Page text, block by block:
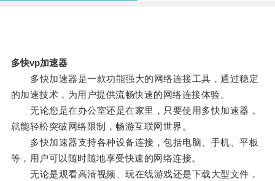
多快vp加速器
多快加速器是一款功能强大的网络连接工具，通过稳定
的加速技术，为用户提供流畅快速的网络连接体验。
无论您是在办公室还是在家里，只要使用多快加速器，
就能轻松突破网络限制，畅游互联网世界。
多快加速器支持各种设备连接，包括电脑、手机、平板
等，用户可以随时随地享受快速的网络连接。
无论是观看高清视频、玩在线游戏还是下载大型文件，